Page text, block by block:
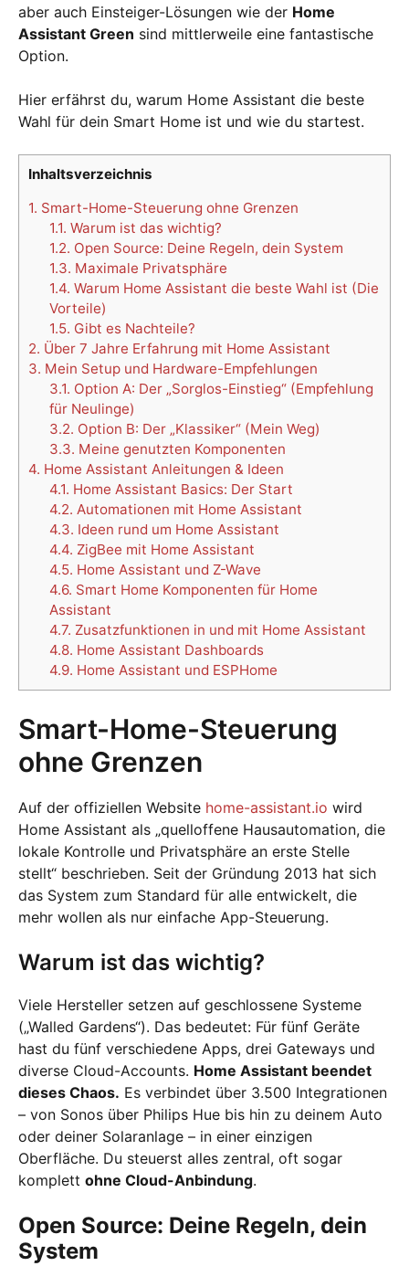
aber auch Einsteiger-Lösungen wie der Home
Assistant Green sind mittlerweile eine fantastische
Option.
Hier erfährst du, warum Home Assistant die beste
Wahl für dein Smart Home ist und wie du startest.
Inhaltsverzeichnis
1. Smart-Home-Steuerung ohne Grenzen
1.1. Warum ist das wichtig?
1.2. Open Source: Deine Regeln, dein System
1.3. Maximale Privatsphäre
1.4. Warum Home Assistant die beste Wahl ist (Die
Vorteile)
1.5. Gibt es Nachteile?
2. Über 7 Jahre Erfahrung mit Home Assistant
3. Mein Setup und Hardware-Empfehlungen
3.1. Option A: Der „Sorglos-Einstieg“ (Empfehlung
für Neulinge)
3.2. Option B: Der „Klassiker“ (Mein Weg)
3.3. Meine genutzten Komponenten
4. Home Assistant Anleitungen & Ideen
4.1. Home Assistant Basics: Der Start
4.2. Automationen mit Home Assistant
4.3. Ideen rund um Home Assistant
4.4. ZigBee mit Home Assistant
4.5. Home Assistant und Z-Wave
4.6. Smart Home Komponenten für Home
Assistant
4.7. Zusatzfunktionen in und mit Home Assistant
4.8. Home Assistant Dashboards
4.9. Home Assistant und ESPHome
Smart-Home-Steuerung
ohne Grenzen
Auf der offiziellen Website home-assistant.io wird
Home Assistant als „quelloffene Hausautomation, die
lokale Kontrolle und Privatsphäre an erste Stelle
stellt“ beschrieben. Seit der Gründung 2013 hat sich
das System zum Standard für alle entwickelt, die
mehr wollen als nur einfache App-Steuerung.
Warum ist das wichtig?
Viele Hersteller setzen auf geschlossene Systeme
(„Walled Gardens“). Das bedeutet: Für fünf Geräte
hast du fünf verschiedene Apps, drei Gateways und
diverse Cloud-Accounts. Home Assistant beendet
dieses Chaos. Es verbindet über 3.500 Integrationen
– von Sonos über Philips Hue bis hin zu deinem Auto
oder deiner Solaranlage – in einer einzigen
Oberfläche. Du steuerst alles zentral, oft sogar
komplett ohne Cloud-Anbindung.
Open Source: Deine Regeln, dein
System